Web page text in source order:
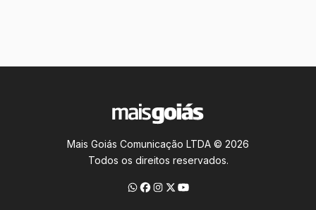
Mais Goiás Comunicação LTDA © 2026
Todos os direitos reservados.